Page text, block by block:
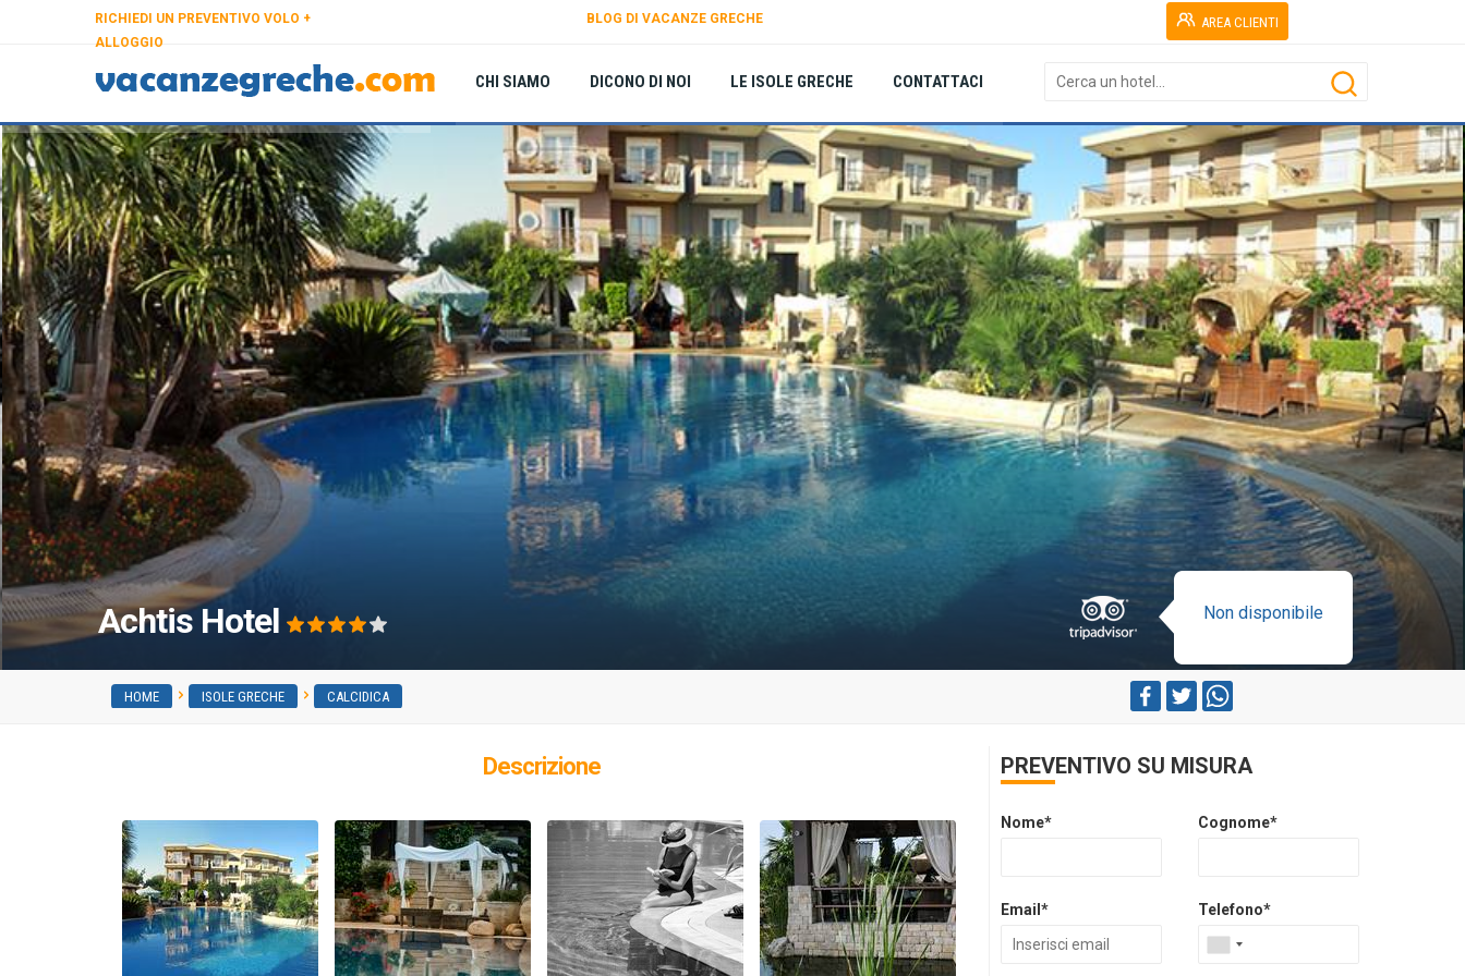
AREA CLIENTI
RICHIEDI UN PREVENTIVO VOLO +
ALLOGGIO
BLOG DI VACANZE GRECHE
CHI SIAMO DICONO DI NOI LE ISOLE GRECHE CONTATTACI
Non disponibile
Achtis Hotel
HOME ISOLE GRECHE CALCIDICA
Descrizione PREVENTIVO SU MISURA
Nome* Cognome*
Email* Telefono*